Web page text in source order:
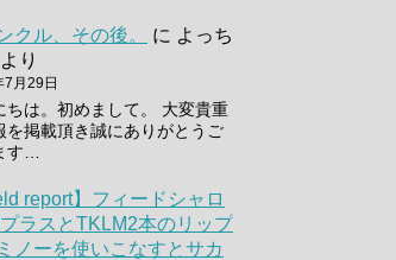
クル、その後。 に よっち
より
月29日
ちは。初めまして。 大変貴重
を掲載頂き誠にありがとうご
す…
report】フィードシャロ
ラスとTKLM2本のリップ
ノーを使いこなすとサカ